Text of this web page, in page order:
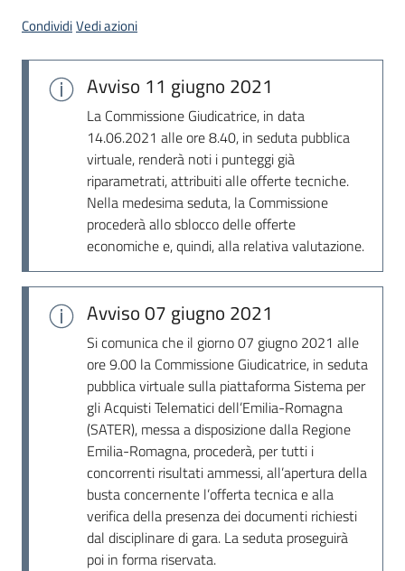
CondividiVedi azioni
Avviso 11 giugno 2021
La Commissione Giudicatrice, in data
14.06.2021 alle ore 8.40, in seduta pubblica
virtuale, renderà noti i punteggi già
riparametrati, attribuiti alle offerte tecniche.
Nella medesima seduta, la Commissione
procederà allo sblocco delle offerte
economiche e, quindi, alla relativa valutazione.
Avviso07 giugno 2021
Si comunica che il giorno 07 giugno 2021 alle
ore 9.00 la Commissione Giudicatrice, in seduta
pubblica virtuale sulla piattaforma Sistema per
gli Acquisti Telematici dell’Emilia-Romagna
(SATER), messa a disposizione dalla Regione
Emilia-Romagna, procederà, per tutti i
concorrenti risultati ammessi, all’apertura della
busta concernente l’offerta tecnica e alla
verifica della presenza dei documenti richiesti
dal disciplinare di gara. La seduta proseguirà
poi in forma riservata.